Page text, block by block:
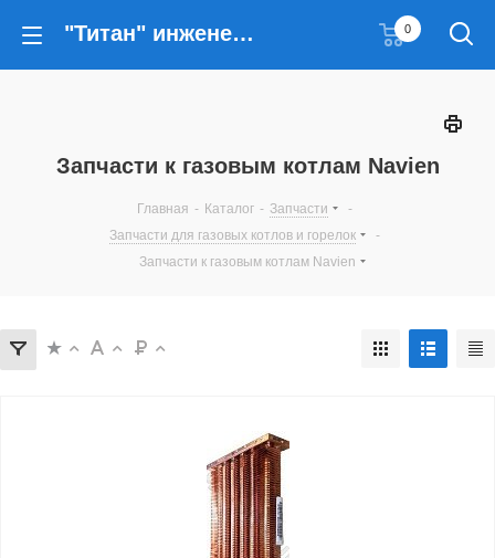
"Титан" инженерные решения 0
Запчасти к газовым котлам Navien
Главная - Каталог - Запчасти
-
Запчасти для газовых котлов и горелок
-
Запчасти к газовым котлам Navien